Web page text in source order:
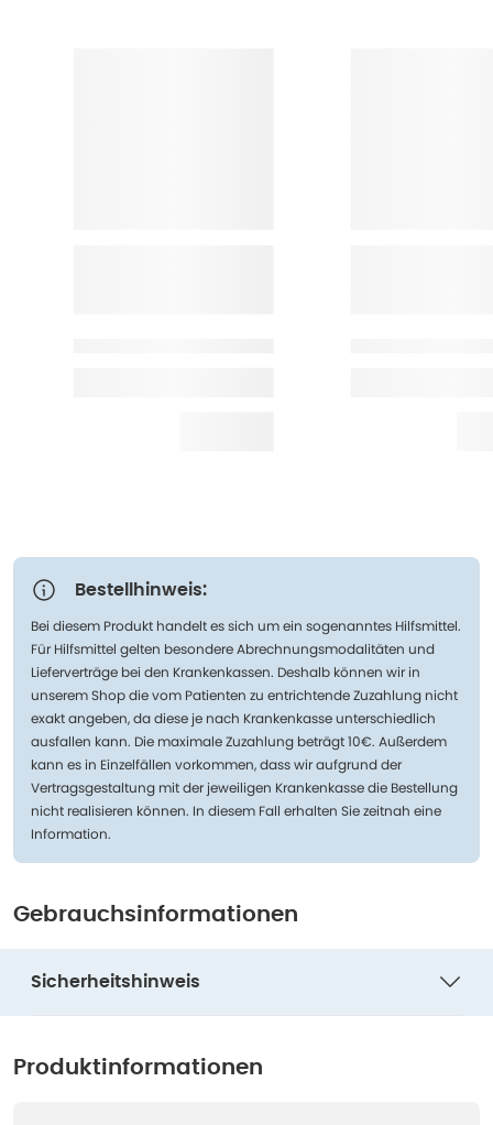
Bestellhinweis:
Bei diesem Produkt handelt es sich um ein sogenanntes Hilfsmittel.
Für Hilfsmittel gelten besondere Abrechnungsmodalitäten und
Lieferverträge bei den Krankenkassen. Deshalb können wir in
unserem Shop die vom Patienten zu entrichtende Zuzahlung nicht
exakt angeben, da diese je nach Krankenkasse unterschiedlich
ausfallen kann. Die maximale Zuzahlung beträgt 10€. Außerdem
kann es in Einzelfällen vorkommen, dass wir aufgrund der
Vertragsgestaltung mit der jeweiligen Krankenkasse die Bestellung
nicht realisieren können. In diesem Fall erhalten Sie zeitnah eine
Information.
Gebrauchsinformationen
Sicherheitshinweis
Produktinformationen